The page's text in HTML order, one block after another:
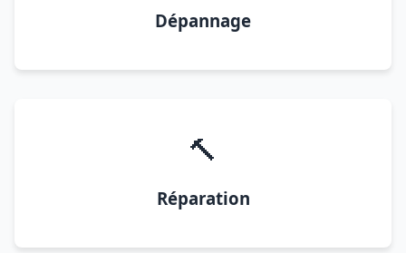
Dépannage
🔨
Réparation